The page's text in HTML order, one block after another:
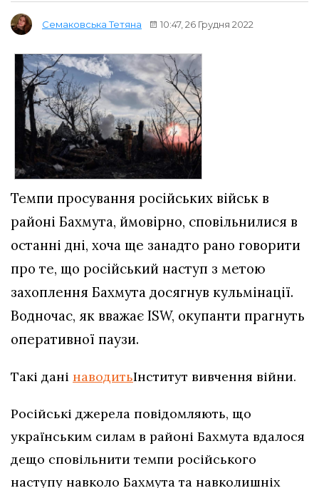
Семаковська Тетяна 10:47, 26 Грудня 2022
Темпи просування російських військ в
районі Бахмута, ймовірно, сповільнилися в
останні дні, хоча ще занадто рано говорити
про те, що російський наступ з метою
захоплення Бахмута досягнув кульмінації.
Водночас, як вважає ISW, окупанти прагнуть
оперативної паузи.
Такі дані наводитьІнститут вивчення війни.
Російські джерела повідомляють, що
українським силам в районі Бахмута вдалося
дещо сповільнити темпи російського
наступу навколо Бахмута та навколишніх